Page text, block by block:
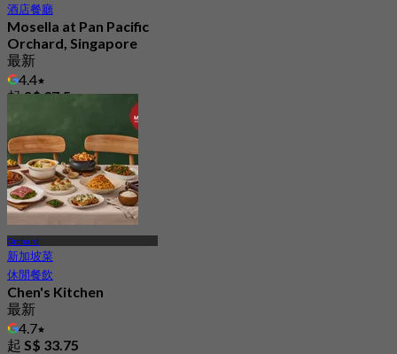
酒店餐廳
Mosella at Pan Pacific
Orchard, Singapore
最新
4.4
起S$ 37.5
Orchard
新加坡菜
休閒餐飲
Chen's Kitchen
最新
4.7
起 S$ 33.75